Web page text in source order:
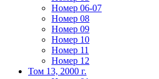
Номер 06-07
Номер 08
Номер 09
Номер 10
Номер 11
Номер 12
Том 13, 2000 г.